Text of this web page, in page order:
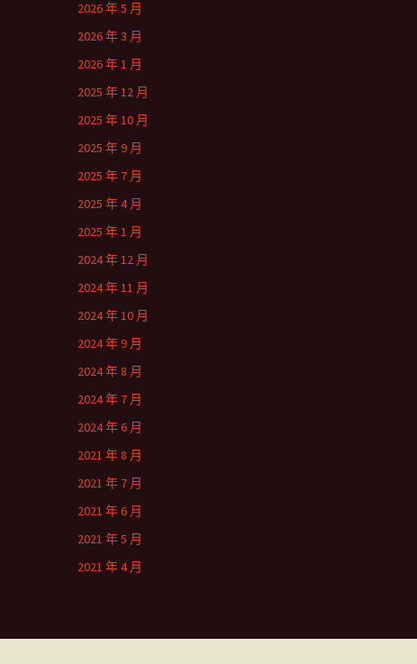
2026 年 5 月
2026 年 3 月
2026 年 1 月
2025 年 12 月
2025 年 10 月
2025 年 9 月
2025 年 7 月
2025 年 4 月
2025 年 1 月
2024 年 12 月
2024 年 11 月
2024 年 10 月
2024 年 9 月
2024 年 8 月
2024 年 7 月
2024 年 6 月
2021 年 8 月
2021 年 7 月
2021 年 6 月
2021 年 5 月
2021 年 4 月